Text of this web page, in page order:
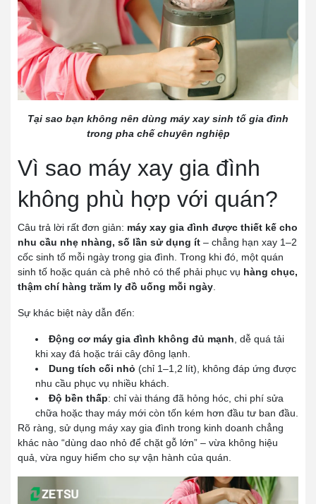
Tại sao bạn không nên dùng máy xay sinh tố gia đình
trong pha chế chuyên nghiệp
Vì sao máy xay gia đình
không phù hợp với quán?
Câu trả lời rất đơn giản: máy xay gia đình được thiết kế cho
nhu cầu nhẹ nhàng, số lần sử dụng ít – chẳng hạn xay 1–2
cốc sinh tố mỗi ngày trong gia đình. Trong khi đó, một quán
sinh tố hoặc quán cà phê nhỏ có thể phải phục vụ hàng chục,
thậm chí hàng trăm ly đồ uống mỗi ngày
Sự khác biệt này dẫn đến:
Động cơ máy gia đình không đủ mạnh , dễ quá tải
khi xay đá hoặc trái cây đông lạnh.
Dung tích cối nhỏ (chỉ 1–1,2 lít), không đáp ứng được
nhu cầu phục vụ nhiều khách.
Độ bền thấp: chỉ vài tháng đã hỏng hóc, chi phí sửa
chữa hoặc thay máy mới còn tốn kém hơn đầu tư ban đầu.
Rõ ràng, sử dụng máy xay gia đình trong kinh doanh chẳng
khác nào “dùng dao nhỏ để chặt gỗ lớn” – vừa không hiệu
quả, vừa nguy hiểm cho sự vận hành của quán.